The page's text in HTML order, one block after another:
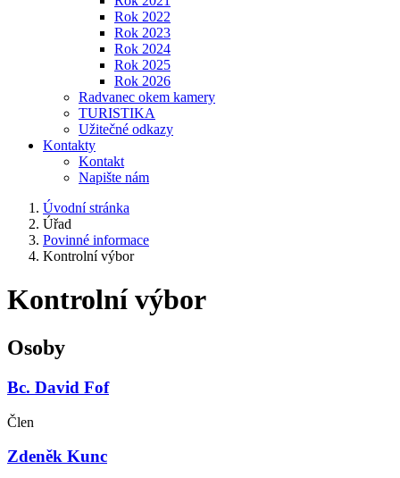
Rok 2022
Rok 2023
Rok 2024
Rok 2025
Rok 2026
Radvanec okem kamery
TURISTIKA
Užitečné odkazy
Kontakty
Kontakt
Napište nám
Úvodní stránka
Úřad
Povinné informace
Kontrolní výbor
Kontrolní výbor
Osoby
Bc. David Fof
Člen
Zdeněk Kunc